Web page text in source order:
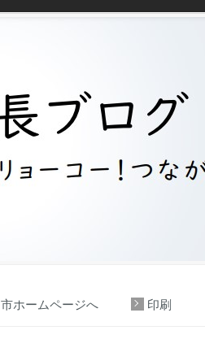
市ホームページへ 印刷